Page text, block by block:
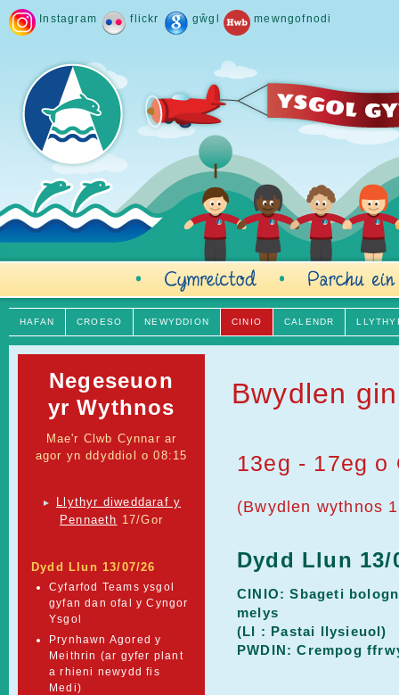
Instagram flickr gŵgl mewngofnodi
HAFAN CROESO NEWYDDION CINIO CALENDR
Negeseuon
yr Wythnos
Mae'r Clwb Cynnar ar
agor yn ddyddiol o 08:15
►
Llythyr diweddaraf y
Pennaeth 17/Gor
Dydd Llun 13/07/26
Cyfarfod Teams ysgol
gyfan dan ofal y Cyngor
Ysgol
Prynhawn Agored y
Meithrin (ar gyfer plant
a rhieni newydd fis
Medi)
Bwydlen
13eg - 17eg o
(Bwydlen wythnos
Dydd Llun 13/
CINIO: Sbageti
melys
(Ll : Pastai llysieuol)
PWDIN: Crempog